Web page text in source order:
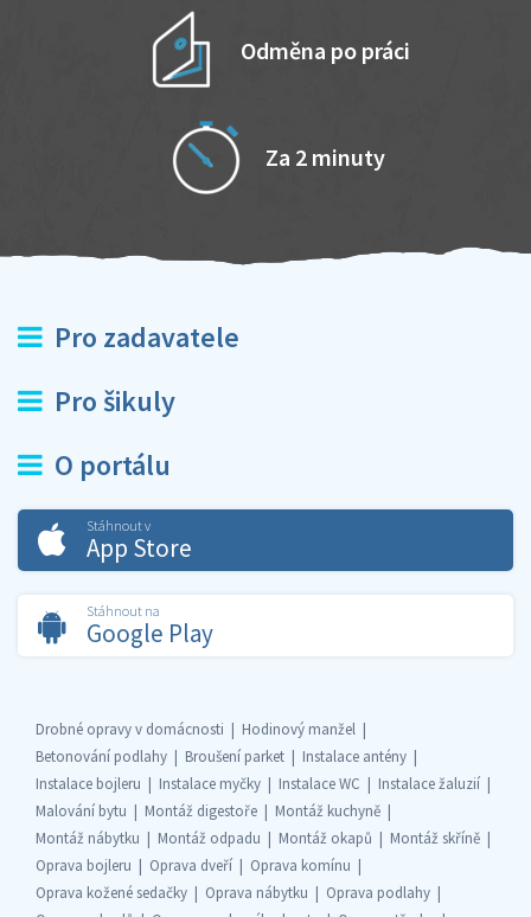
Odměna po práci
Za 2 minuty
Pro zadavatele
Pro šikuly
O portálu
Stáhnout v
App Store
Stáhnout na
Google Play
Drobné opravy v domácnosti
Hodinový manžel
Betonování podlahy
Broušení parket
Instalace antény
Instalace bojleru
Instalace myčky Instalace WC
Instalace žaluzií
Malování bytu
Montáž digestoře
Montáž kuchyně
Montáž nábytku
Montáž odpadu Montáž okapů
Montáž skříně
Oprava bojleru
Oprava dveří
Oprava komínu
Oprava kožené sedačky
Oprava nábytku
Oprava podlahy